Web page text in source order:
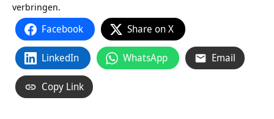
verbringen.
Facebook Share on X
LinkedIn WhatsApp Email
Copy Link